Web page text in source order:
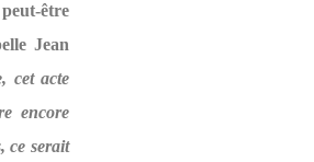
être
Jean
cet acte
encore
ce serait